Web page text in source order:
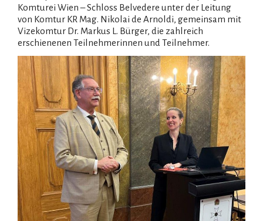
Komturei Wien – Schloss Belvedere unter der Leitung
von Komtur KR Mag. Nikolai de Arnoldi, gemeinsam mit
Vizekomtur Dr. Markus L. Bürger, die zahlreich
erschienenen Teilnehmerinnen und Teilnehmer.